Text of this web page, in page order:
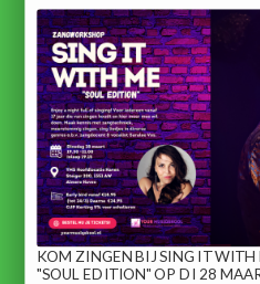
KOM ZINGEN BIJ SING IT
"SOUL EDITION" OP DI 28